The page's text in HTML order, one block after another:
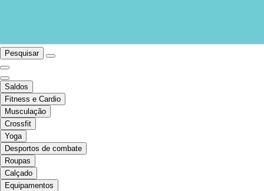
Pesquisar
Saldos
Fitness e Cardio
Musculação
Crossfit
Yoga
Desportos de combate
Roupas
Calçado
Equipamentos